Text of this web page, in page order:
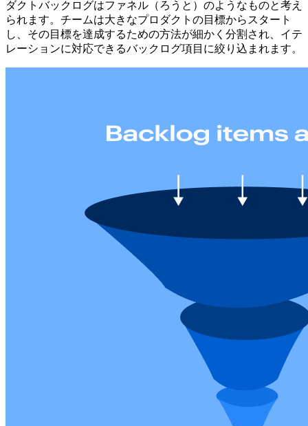
ダクトバックログはファネル（ろうと）のようなものと考え
られます。チームは大きなプロダクトの目標からスタート
し、その目標を達成するための方法が細かく分割され、イテ
レーションに対応できるバックログ項目に絞り込まれます。